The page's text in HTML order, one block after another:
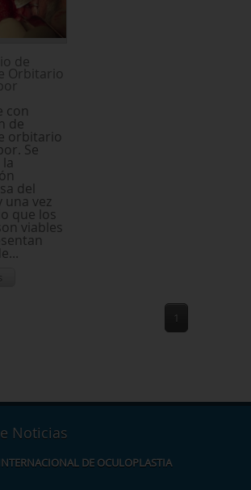
de
Orbitario
con
de
orbitario
Se
del
una vez
que los
viables
1
Noticias
DE OCULOPLASTIA